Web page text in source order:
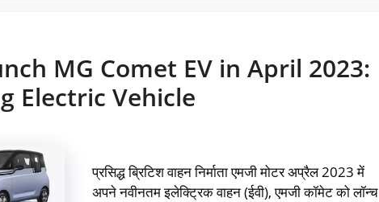
MG Comet EV in April 2023:
Electric Vehicle
प्रसिद्ध ब्रिटिश वाहन निर्माता एमजी मोटर अप्रैल 2023 में
अपने नवीनतम इलेक्ट्रिक वाहन (ईवी), एमजी कॉमेट को लॉन्च